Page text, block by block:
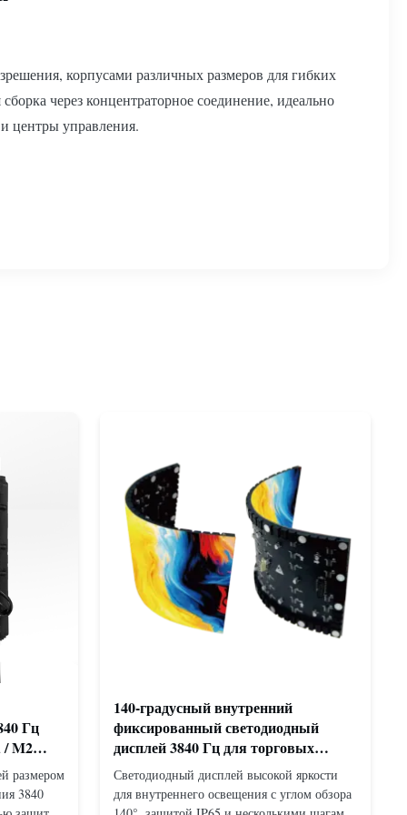
корпусами различных размеров для гибких
через концентраторное соединение, идеально
центры управления.
Гц
/ M2
размером
3840
140-градусный внутренний
фиксированный светодиодный
дисплей 3840 Гц для торговых
центров аэропортов и аудиторий
Светодиодный дисплей высокой яркости
для внутреннего освещения с углом обзора